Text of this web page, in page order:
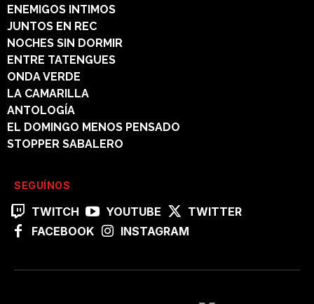
ENEMIGOS INTIMOS
JUNTOS EN REC
NOCHES SIN DORMIR
ENTRE TATENGUES
ONDA VERDE
LA CAMARILLA
ANTOLOGÍA
EL DOMINGO MENOS PENSADO
STOPPER SABALERO
SEGUÍNOS
TWITCH YOUTUBE
TWITTER
FACEBOOK
INSTAGRAM